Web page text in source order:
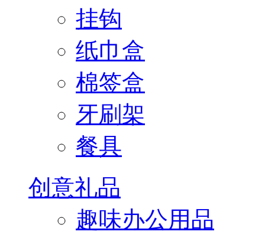
挂钩
纸巾盒
棉签盒
牙刷架
餐具
创意礼品
趣味办公用品